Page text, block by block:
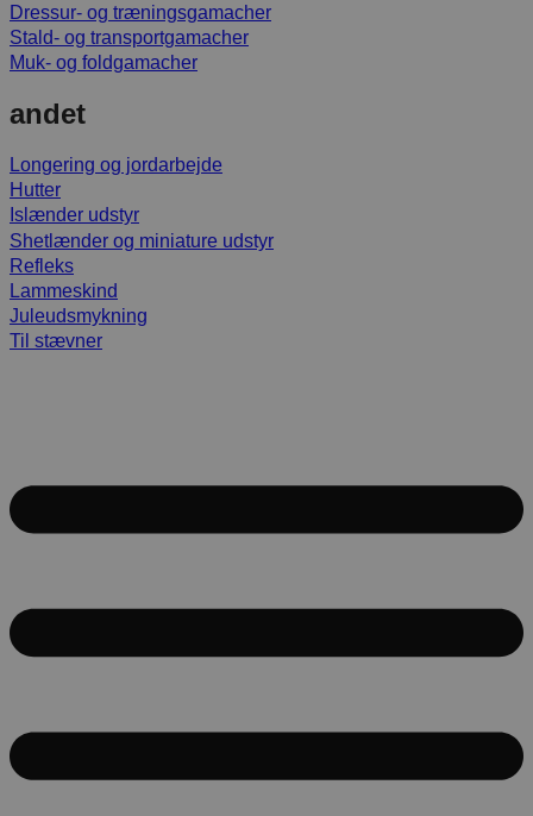
Dressur- og træningsgamacher
Stald- og transportgamacher
Muk- og foldgamacher
andet
Longering og jordarbejde
Hutter
Islænder udstyr
Shetlænder og miniature udstyr
Refleks
Lammeskind
Juleudsmykning
Til stævner